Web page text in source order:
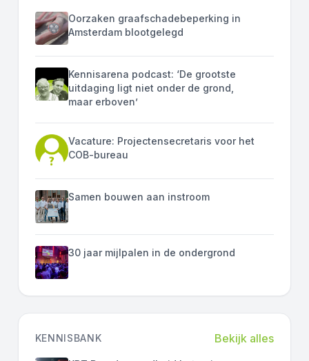
Oorzaken graafschadebeperking in
Amsterdam blootgelegd
Kennisarena podcast: ‘De grootste
uitdaging ligt niet onder de grond,
maar erboven’
Vacature: Projectensecretaris voor het
COB-bureau
Samen bouwen aan instroom
30 jaar mijlpalen in de ondergrond
KENNISBANK Bekijk alles